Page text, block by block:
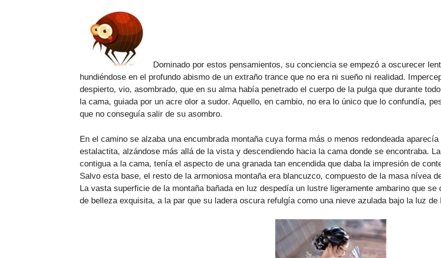
Dominado por estos pensamientos, su conciencia se empezó a oscurecer
hundiéndose en el profundo abismo de un extraño trance que no era ni sueño ni realidad.
despierto, vio, asombrado, que en su alma había penetrado el cuerpo de la pulga que durante
la cama, guiada por un acre olor a sudor. Aquello, en cambio, no era lo único que lo confundía,
que no conseguía salir de su asombro.
En el camino se alzaba una encumbrada montaña cuya forma más o menos redondeada
estalactita, alzándose más allá de la vista y descendiendo hacia la cama donde se encontraba.
contigua a la cama, tenía el aspecto de una granada tan encendida que daba la impresión de
Salvo esta base, el resto de la armoniosa montaña era blancuzco, compuesto de la masa nívea
La vasta superficie de la montaña bañada en luz despedía un lustre ligeramente ambarino que
de belleza exquisita, a la par que su ladera oscura refulgía como una nieve azulada bajo la luz de